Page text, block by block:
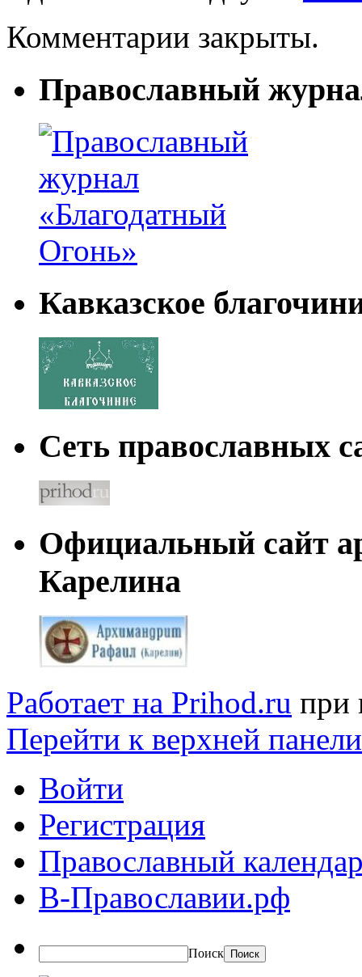
Комментарии закрыты.
Православный
Кавказское
Сеть православных
Официальный сайт
Карелина
Работает на Prihod.ru при
Перейти к верхней панели
Войти
Регистрация
Православный
В-Православии.рф
Поиск